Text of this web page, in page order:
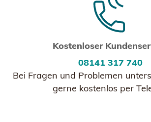
Kostenloser
08141 317 740
Bei Fragen und Problemen
gerne kostenlos per